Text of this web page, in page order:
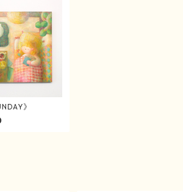
》